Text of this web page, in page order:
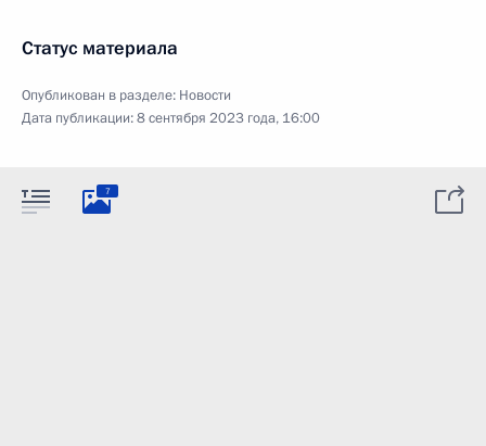
Статус материала
Опубликован в разделе: Новости
Дата публикации:8 сентября 2023 года, 16:00
7